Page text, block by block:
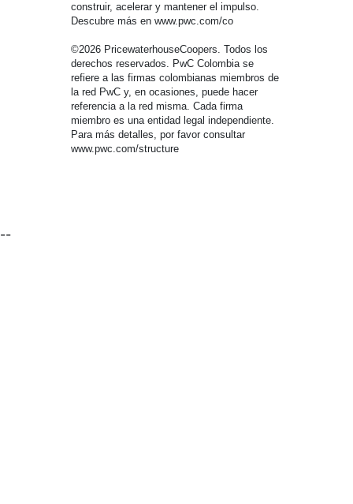
construir, acelerar y mantener el impulso.
Descubre más en www.pwc.com/co
©2026 PricewaterhouseCoopers. Todos los
derechos reservados. PwC Colombia se
refiere a las firmas colombianas miembros de
la red PwC y, en ocasiones, puede hacer
referencia a la red misma. Cada firma
miembro es una entidad legal independiente.
Para más detalles, por favor consultar
www.pwc.com/structure
--